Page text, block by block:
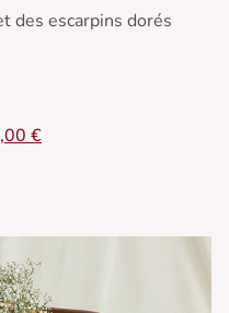
des escarpins dorés
€